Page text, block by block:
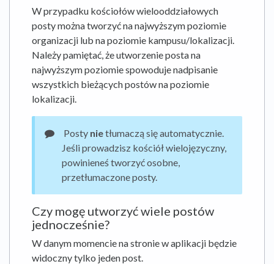
W przypadku kościołów wielooddziałowych
posty można tworzyć na najwyższym poziomie
organizacji lub na poziomie kampusu/lokalizacji.
Należy pamiętać, że utworzenie posta na
najwyższym poziomie spowoduje nadpisanie
wszystkich bieżących postów na poziomie
lokalizacji.
Posty nietłumaczą się automatycznie.
Jeśli prowadzisz kościół wielojęzyczny,
powinieneś tworzyć osobne,
przetłumaczone posty.
Czy mogę utworzyć wiele postów
jednocześnie?
W danym momencie na stronie w aplikacji będzie
widoczny tylko jeden post.